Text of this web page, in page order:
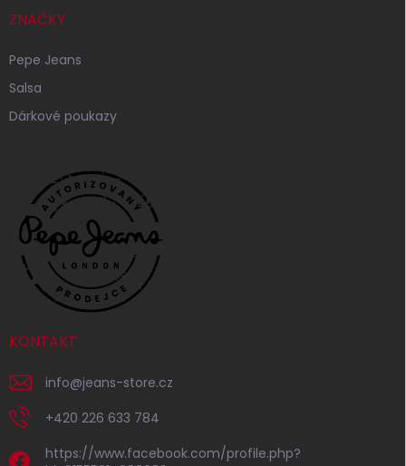
ZNAČKY
Pepe Jeans
Salsa
Dárkové poukazy
KONTAKT
info@jeans-store.cz
+420 226 633 784
https://www.facebook.com/profile.php?